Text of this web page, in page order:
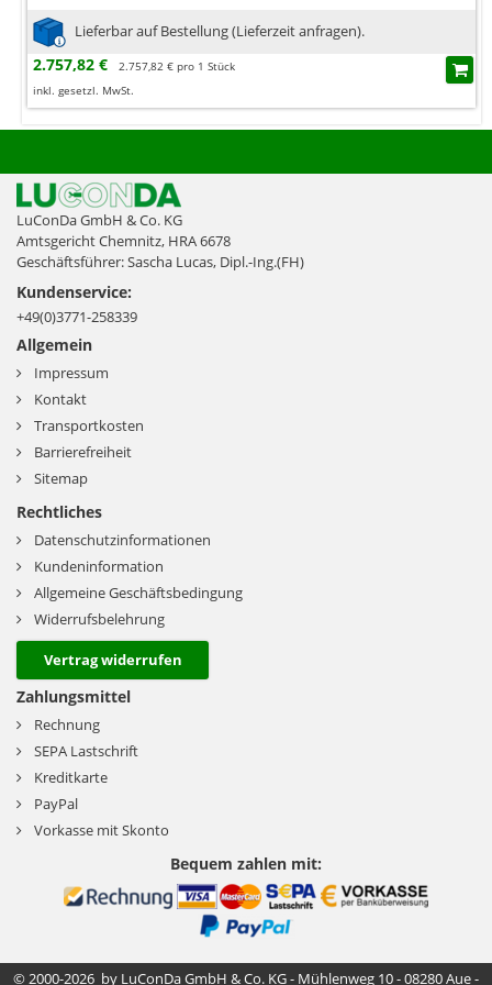
Lieferbar auf Bestellung (Lieferzeit anfragen).
2.757,82 €
2.757,82 € pro 1 Stück
inkl. gesetzl. MwSt.
LuConDa GmbH & Co. KG
Amtsgericht Chemnitz, HRA 6678
Geschäftsführer: Sascha Lucas, Dipl.-Ing.(FH)
Kundenservice:
+49(0)3771-258339
Allgemein
Impressum
Kontakt
Transportkosten
Barrierefreiheit
Sitemap
Rechtliches
Datenschutzinformationen
Kundeninformation
Allgemeine Geschäftsbedingung
Widerrufsbelehrung
Vertrag widerrufen
Zahlungsmittel
Rechnung
SEPA Lastschrift
Kreditkarte
PayPal
Vorkasse mit Skonto
Bequem zahlen mit:
© 2000-2026 by LuConDa GmbH & Co. KG - Mühlenweg 10 - 08280 Aue -